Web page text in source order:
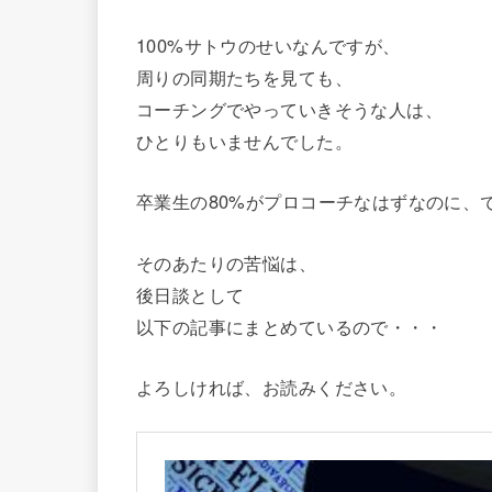
100%サトウのせいなんですが、
周りの同期たちを見ても、
コーチングでやっていきそうな人は、
ひとりもいませんでした。
卒業生の80%がプロコーチなはずなのに、
そのあたりの苦悩は、
後日談として
以下の記事にまとめているので・・・
よろしければ、お読みください。